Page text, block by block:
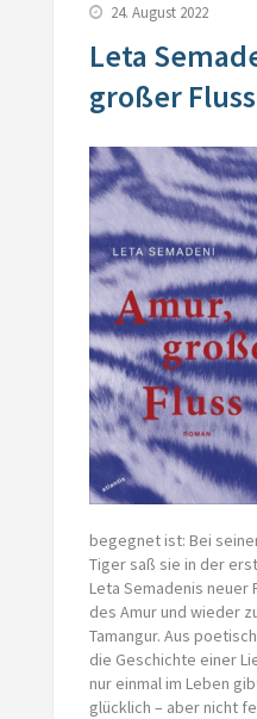
24. August 2022
Leta
großer Fluss
begegnet ist: Bei
Tiger saß sie in der
Leta Semadenis neuer
des Amur und wieder
Tamangur. Aus
die Geschichte einer
nur einmal im Leben
glücklich – aber nicht